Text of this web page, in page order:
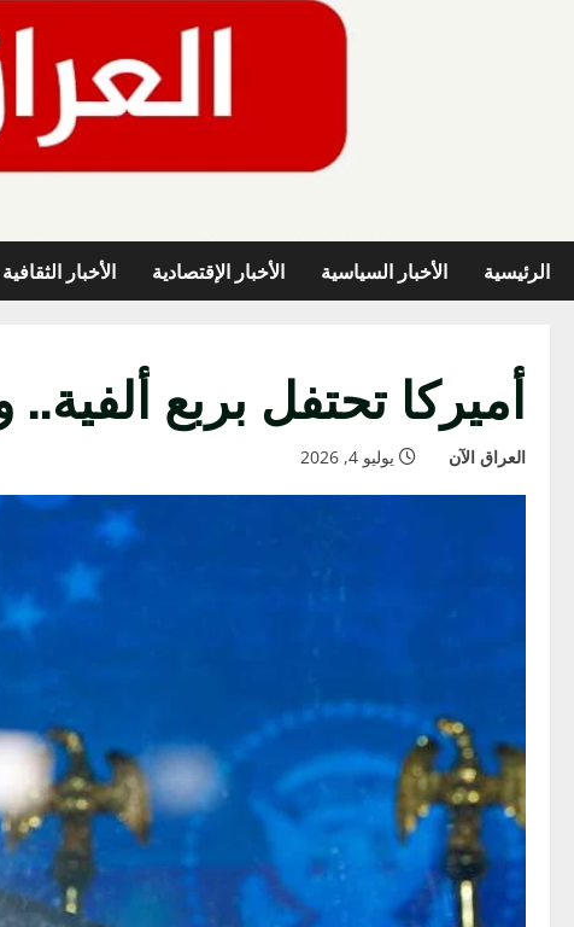
الرئيسية الأخبار السياسية الأخبار الإقتصادية الأخبار الثقافية
أميركا تحتفل بربع
العراق الآن يوليو 4, 2026